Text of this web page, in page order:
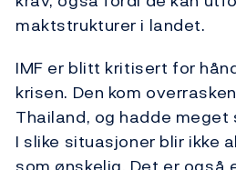
maktstrukturer i landet.
IMF er blitt kritisert for
krisen. Den kom
Thailand, og hadde
I slike situasjoner blir ikke